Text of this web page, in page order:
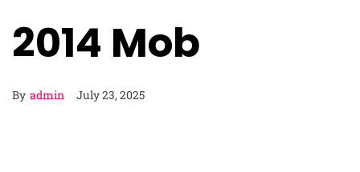
2014 Mob
By admin July 23, 2025